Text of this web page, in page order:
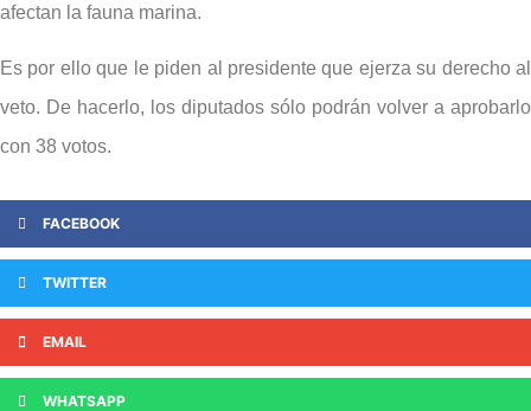
afectan la fauna marina.
Es por ello que le piden al presidente que ejerza su derecho al
veto. De hacerlo, los diputados sólo podrán volver a aprobarlo
con 38 votos.
FACEBOOK
TWITTER
EMAIL
WHATSAPP